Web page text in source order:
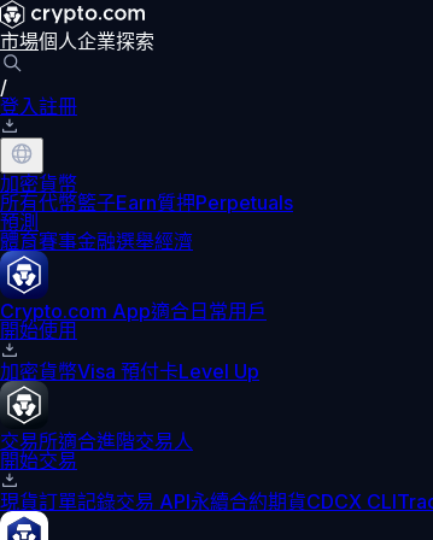
市場個人企業探索
/
登入註冊
加密貨幣
所有代幣籃子Earn質押Perpetuals
預測
體育賽事金融選舉經濟
Crypto.com App適合日常用戶
開始使用
加密貨幣Visa 預付卡Level Up
交易所適合進階交易人
開始交易
現貨訂單記錄交易 API永續合約期貨CDCX CLI